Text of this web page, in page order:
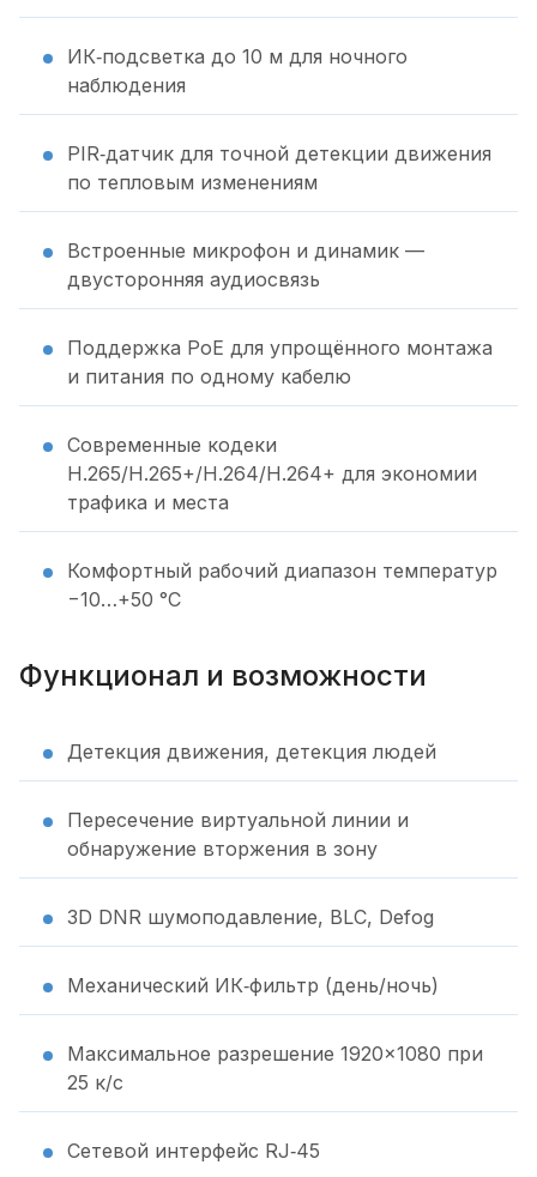
ИК‑подсветка до 10 м для ночного
наблюдения
PIR‑датчик для точной детекции движения
по тепловым изменениям
Встроенные микрофон и динамик —
двусторонняя аудиосвязь
Поддержка PoE для упрощённого монтажа
и питания по одному кабелю
Современные кодеки
H.265/H.265+/H.264/H.264+ для экономии
трафика и места
Комфортный рабочий диапазон температур
−10…+50 °C
Функционал и возможности
Детекция движения, детекция людей
Пересечение виртуальной линии и
обнаружение вторжения в зону
3D DNR шумоподавление, BLC, Defog
Механический ИК‑фильтр (день/ночь)
Максимальное разрешение 1920×1080 при
25 к/с
Сетевой интерфейс RJ‑45